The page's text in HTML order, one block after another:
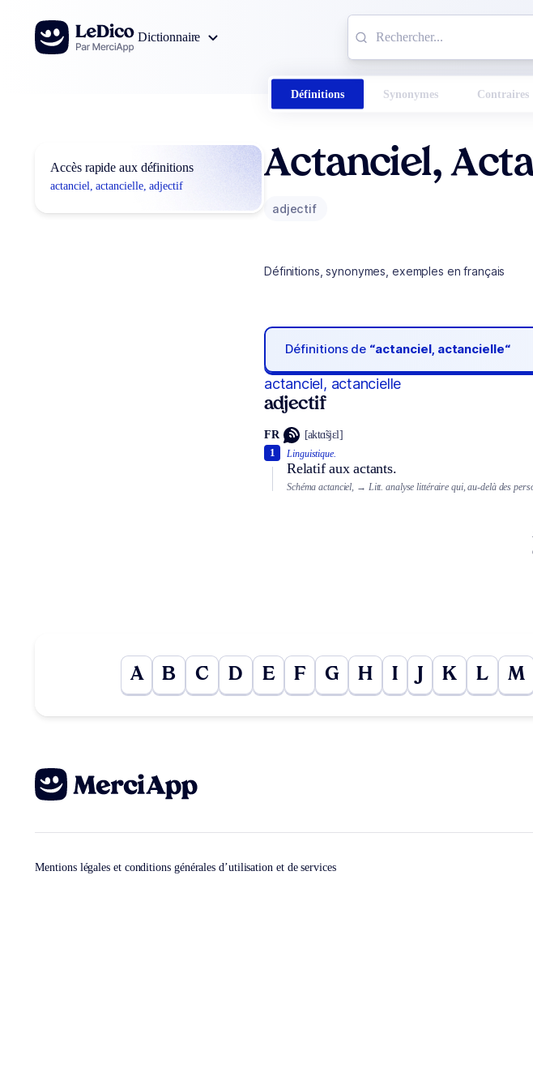
Aller au contenu
Dictionnaire
Définitions Synonymes Contraires
Accès rapide aux définitions
actanciel, actancielle, adjectif
Actanciel,
adjectif
Définitions, synonymes, exemples en français
Définitions de “actanciel, actancielle“
actanciel, actancielle
adjectif
FR [aktɑ̃sjɛl]
Linguistique.
Relatif aux actants.
1
Schéma actanciel, → Litt. analyse littéraire qui, au-delà des
A B C D E F G H I J K L M
Mentions légales et conditions générales d’utilisation et de services